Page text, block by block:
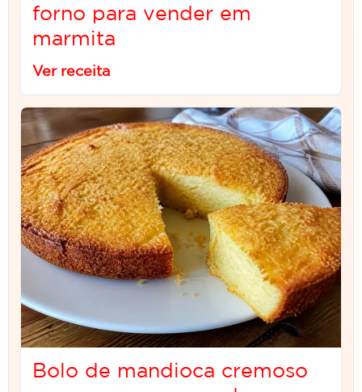
forno para vender em
marmita
Ver receita
Bolo de mandioca cremoso